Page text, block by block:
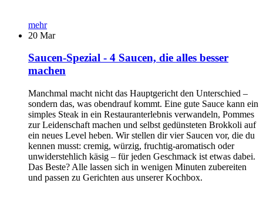
mehr
20 Mar
Saucen-Spezial - 4 Saucen, die alles besser
machen
Manchmal macht nicht das Hauptgericht den Unterschied –
sondern das, was obendrauf kommt. Eine gute Sauce kann ein
simples Steak in ein Restauranterlebnis verwandeln, Pommes
zur Leidenschaft machen und selbst gedünsteten Brokkoli auf
ein neues Level heben. Wir stellen dir vier Saucen vor, die du
kennen musst: cremig, würzig, fruchtig-aromatisch oder
unwiderstehlich käsig – für jeden Geschmack ist etwas dabei.
Das Beste? Alle lassen sich in wenigen Minuten zubereiten
und passen zu Gerichten aus unserer Kochbox.